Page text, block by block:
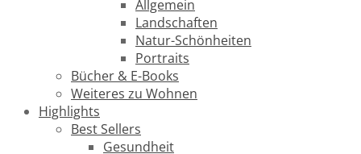
Allgemein
Landschaften
Natur-Schönheiten
Portraits
Bücher & E-Books
Weiteres zu Wohnen
Highlights
Best Sellers
Gesundheit